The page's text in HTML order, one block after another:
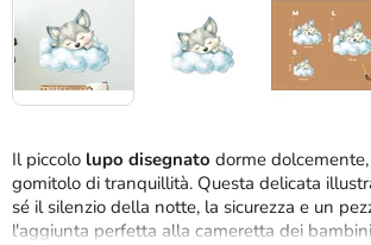
Il piccolo lupo disegnato dorme
gomitolo di tranquillità. Questa delicata
sé il silenzio della notte, la sicurezza e un
l'aggiunta perfetta alla cameretta dei